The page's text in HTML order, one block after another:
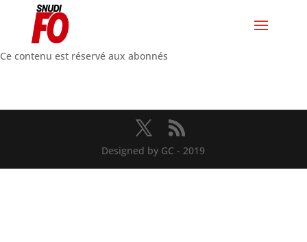
Ce contenu est réservé aux abonnés
Designed by GC - 2019